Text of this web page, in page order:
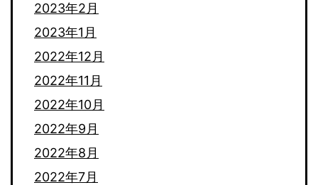
2023年2月
2023年1月
2022年12月
2022年11月
2022年10月
2022年9月
2022年8月
2022年7月